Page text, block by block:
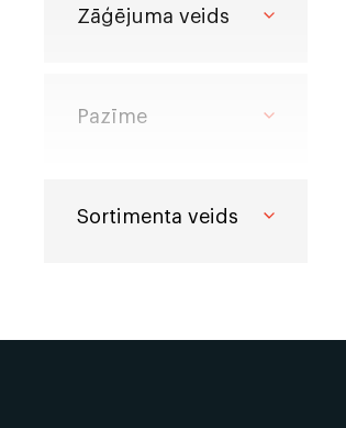
Zāģējuma veids
Pazīme
Sortimenta veids